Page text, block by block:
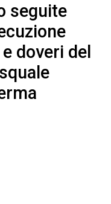
seguite
doveri del